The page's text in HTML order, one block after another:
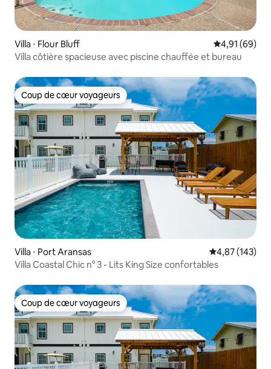
Villa ⋅ Flour Bluff Évaluation
4,91 (69)
Villa côtière spacieuse avec piscine chauffée et bureau
Coup de cœur voyageurs
Coup de cœur voyageurs
Villa ⋅ Port Aransas Évaluation
4,87 (143)
Villa Coastal Chic n° 3 - Lits King Size confortables
Coup de cœur voyageurs
Coup de cœur voyageurs